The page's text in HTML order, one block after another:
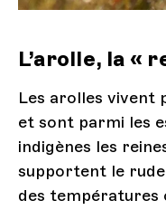
L’arolle, la «
Les arolles vivent
et sont parmi les
indigènes les
supportent le
des températures